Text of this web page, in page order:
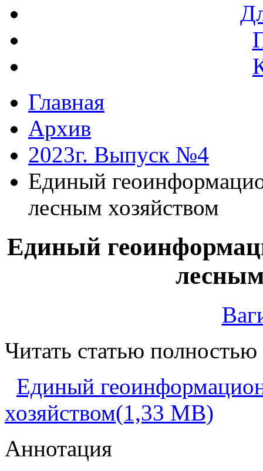
Главная
Архив
2023г. Выпуск №4
Единый
лесным хозяйством
Единый
Читать статью полностью
Единый
хозяйством(1,33 MB)
Аннотация